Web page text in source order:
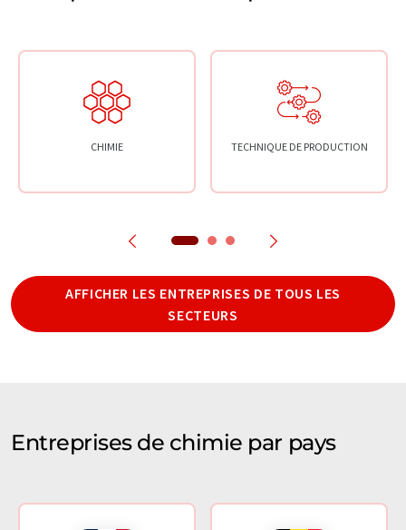
CHIMIE TECHNIQUE DE PRODUCTION
AFFICHER LES ENTREPRISES DE TOUS LES
SECTEURS
Entreprises de chimie par pays